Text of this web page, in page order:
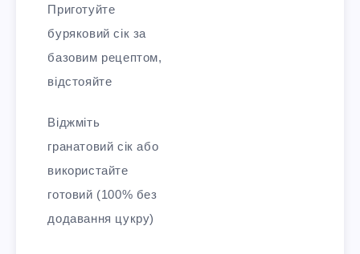
Приготуйте
буряковий сік за
базовим рецептом,
відстояйте
Віджміть
гранатовий сік або
використайте
готовий (100% без
додавання цукру)